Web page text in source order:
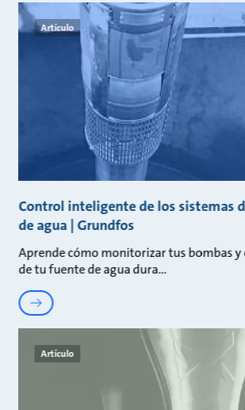
Artículo
Control inteligente de los sistemas
de agua | Grundfos
Aprende cómo monitorizar tus bombas
de tu fuente de agua dura
Artículo